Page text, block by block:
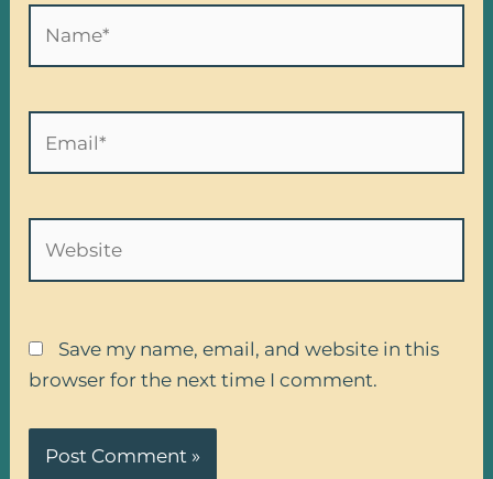
Save my name, email, and website in this
browser for the next time I comment.